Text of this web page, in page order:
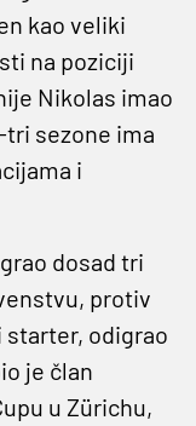
kao veliki
na poziciji
Nikolas imao
sezone ima
i
dosad tri
protiv
starter, odigrao
je član
u Zürichu,